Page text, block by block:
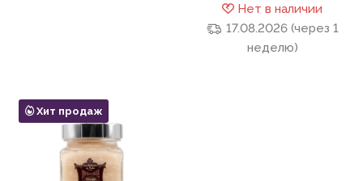
Нет в наличии
17.08.2026 (через 1
неделю)
Хит продаж